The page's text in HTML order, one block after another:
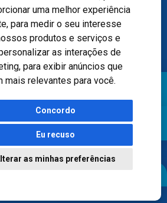
uma melhor experiência
, para medir o seu interesse
produtos e serviços e
as interações de
, para exibir anúncios que
mais relevantes para você.
Concordo
Eu recuso
as minhas preferências
5º andar – Floresta, Porto Alegre – RS,
Dr. Luiz Antonio Nasi - CREMERS 11217
de Vento - Registro Empresa (CRM-RS): 425